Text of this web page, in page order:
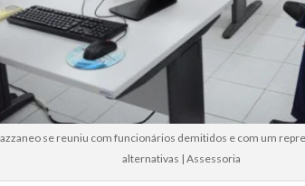
se reuniu com funcionários demitidos e com um
alternativas | Assessoria